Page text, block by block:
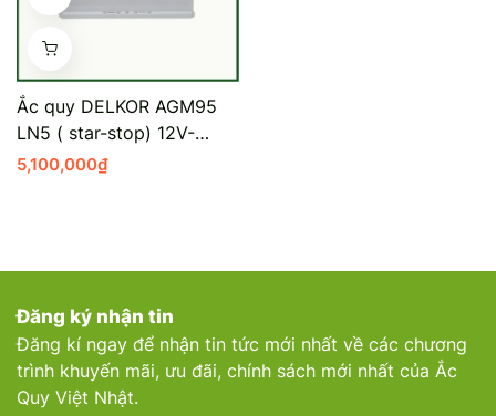
Ắc quy DELKOR AGM95
LN5 ( star-stop) 12V-
95AH
5,100,000₫
Đăng ký nhận tin
Đăng kí ngay để nhận tin tức mới nhất về các chương
trình khuyến mãi, ưu đãi, chính sách mới nhất của Ắc
Quy Việt Nhật.